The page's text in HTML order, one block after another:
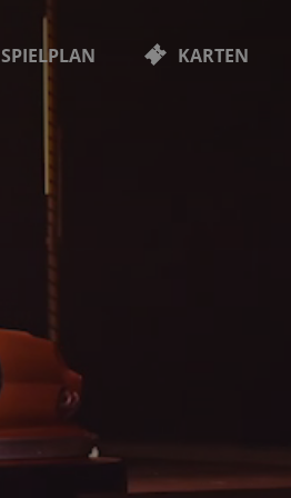
SPIELPLAN KARTEN